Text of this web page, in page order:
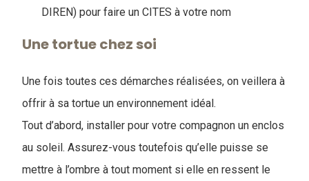
DIREN) pour faire un CITES à votre nom
Une tortue chez soi
Une fois toutes ces démarches réalisées, on veillera à
offrir à sa tortue un environnement idéal.
Tout d’abord, installer pour votre compagnon un enclos
au soleil. Assurez-vous toutefois qu’elle puisse se
mettre à l’ombre à tout moment si elle en ressent le